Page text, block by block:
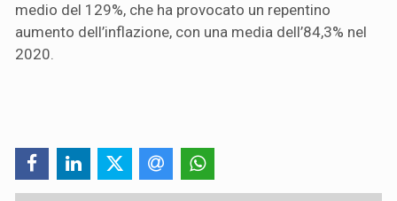
medio del 129%, che ha provocato un repentino
aumento dell’inflazione, con una media dell’84,3% nel
2020.